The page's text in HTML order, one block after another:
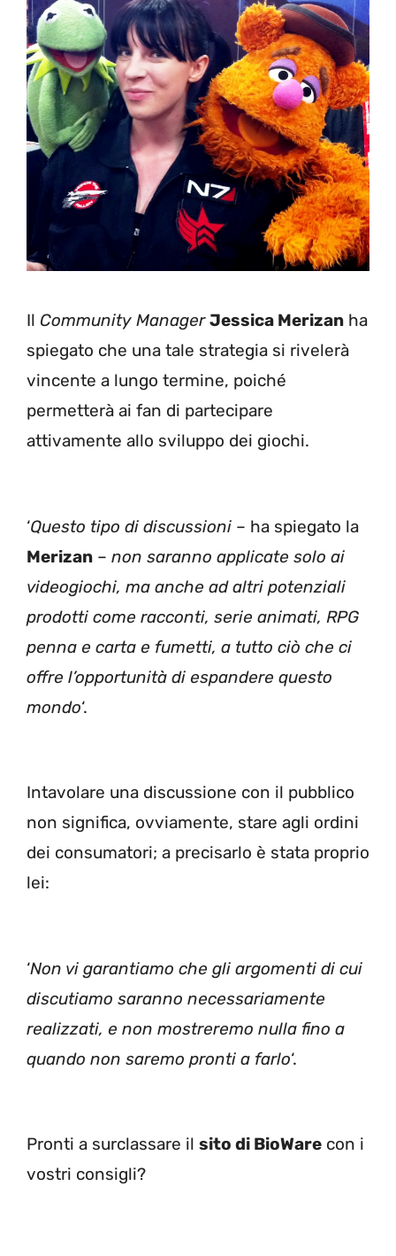
Il Community Manager Jessica Merizan ha
spiegato che una tale strategia si rivelerà
vincente a lungo termine, poiché
permetterà ai fan di partecipare
attivamente allo sviluppo dei giochi.
‘Questo tipo di discussioni – ha spiegato la
Merizan – non saranno applicate solo ai
videogiochi, ma anche ad altri potenziali
prodotti come racconti, serie animati, RPG
penna e carta e fumetti, a tutto ciò che ci
offre l’opportunità di espandere questo
mondo‘.
Intavolare una discussione con il pubblico
non significa, ovviamente, stare agli ordini
dei consumatori; a precisarlo è stata proprio
lei:
‘Non vi garantiamo che gli argomenti di cui
discutiamo saranno necessariamente
realizzati, e non mostreremo nulla fino a
quando non saremo pronti a farlo‘.
Pronti a surclassare il sito di BioWare con i
vostri consigli?